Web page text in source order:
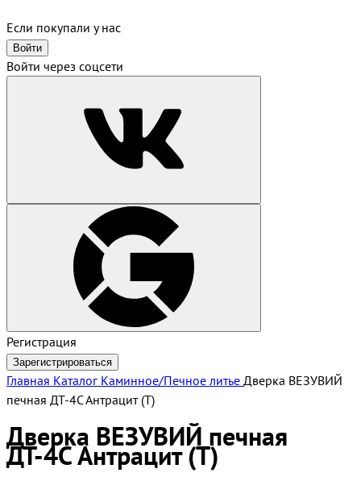
Если покупали у нас
Войти
Войти через соцсети
Регистрация
Зарегистрироваться
Главная Каталог Каминное/Печное литье Дверка ВЕЗУВИЙ
печная ДТ-4С Антрацит (Т)
Дверка ВЕЗУВИЙ печная
ДТ-4С Антрацит (Т)